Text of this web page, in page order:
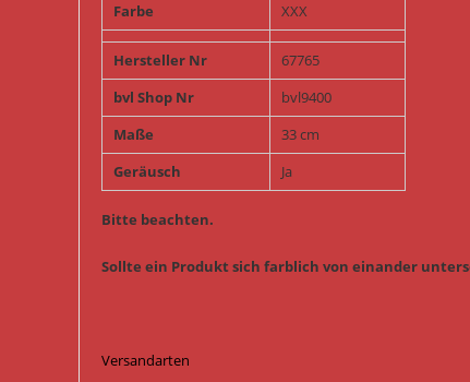
Farbe
XXX
Hersteller Nr
67765
bvl Shop Nr
bvl9400
Maße
33 cm
Geräusch
Ja
Bitte beachten.
Sollte ein Produkt sich farblich von einander
Versandarten